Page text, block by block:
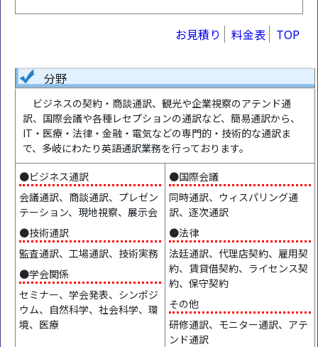
お見積り 料金表 TOP
分野
ビジネスの契約・商談通訳、観光や企業視察のアテンド通
訳、国際会議や各種レセプションの通訳など、簡易通訳から、
IT・医療・法律・金融・電気などの専門的・技術的な通訳ま
で、多岐にわたり英語通訳業務を行っております。
●ビジネス通訳
会議通訳、商談通訳、プレゼン
テーション、現地視察、展示会
●技術通訳
監査通訳、工場通訳、技術実務
●学会関係
セミナー、学会発表、シンポジ
ウム、自然科学、社会科学、環
境、医療
●国際会議
同時通訳、ウィスパリング通
訳、逐次通訳
●法律
法廷通訳、代理店契約、雇用契
約、賃貸借契約、ライセンス契
約、保守契約
その他
研修通訳、モニター通訳、アテ
ンド通訳